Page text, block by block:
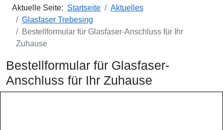
Aktuelle Seite: Startseite
Aktuelles
Glasfaser Trebesing
Bestellformular für Glasfaser-Anschluss für Ihr
Zuhause
Bestellformular für Glasfaser-
Anschluss für Ihr Zuhause